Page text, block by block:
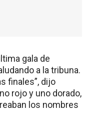
gala de
a la tribuna.
finales”, dijo
rojo y uno dorado,
los nombres